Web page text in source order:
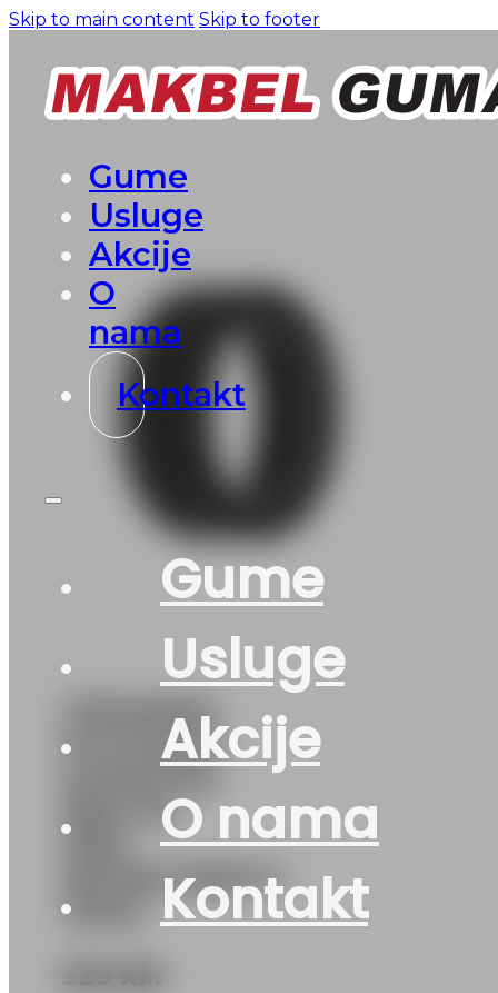
Skip to main content Skip to footer
Gume
Usluge
Akcije
O
nama
Kontakt
Gume
Usluge
Akcije
O nama
Kontakt
275/40R20
M+S PILOT-
NDO MI
106V
MICHELIN(DOT-
2024)